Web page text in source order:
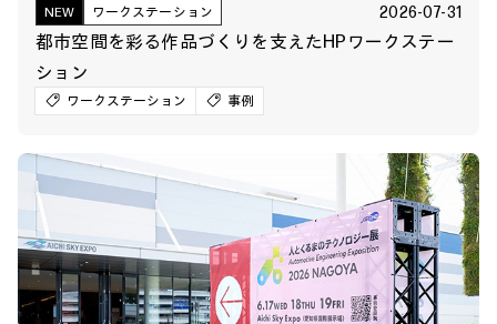
NEW ワークステーション 2026-07-31
都市空間を彩る作品づくりを支えたHPワークステー
ション
ワークステーション 事例